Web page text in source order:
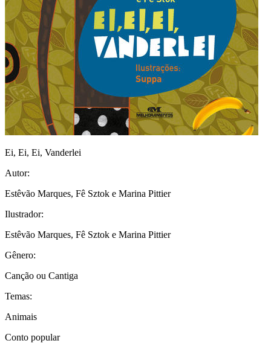
Ei, Ei, Ei, Vanderlei
Autor:
Estêvão Marques, Fê Sztok e Marina Pittier
Ilustrador:
Estêvão Marques, Fê Sztok e Marina Pittier
Gênero:
Canção ou Cantiga
Temas:
Animais
Conto popular